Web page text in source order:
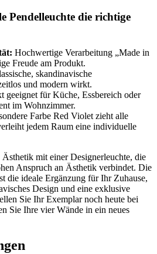
Pendelleuchte die richtige
Hochwertige Verarbeitung „Made in
Freude am Produkt.
skandinavische
und modern wirkt.
geeignet für Küche, Essbereich oder
im Wohnzimmer.
Farbe Red Violet zieht alle
jedem Raum eine individuelle
mit einer Designerleuchte, die
Anspruch an Ästhetik verbindet. Die
die ideale Ergänzung für Ihr Zuhause,
Design und eine exklusive
Sie Ihr Exemplar noch heute bei
Sie Ihre vier Wände in ein neues